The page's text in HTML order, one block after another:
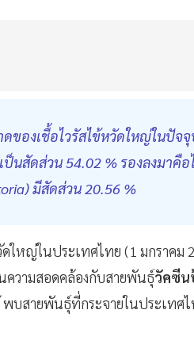
ของเชื้อไวรัสไข้หวัดใหญ่ในปัจ
นสัดส่วน 54.02 % รองลงมาคื
มีสัดส่วน 20.56 %
ใหญ่ในประเทศไทย (1 มกราคม
ความสอดคล้องกับสายพันธุ์วัคซีน
พบสายพันธุ์ที่กระจายในประเทศ